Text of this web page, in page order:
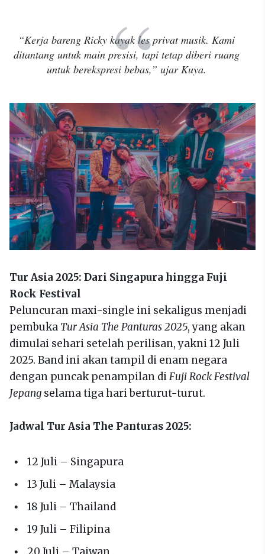
“Kerja bareng Ricky kayak les privat musik. Kami
ditantang untuk main presisi, tapi tetap diberi ruang
untuk berekspresi bebas,” ujar Kuya.
Tur Asia 2025: Dari Singapura hingga Fuji
Rock Festival
Peluncuran maxi-single ini sekaligus menjadi
pembuka Tur Asia The Panturas 2025, yang akan
dimulai sehari setelah perilisan, yakni 12 Juli
2025. Band ini akan tampil di enam negara
dengan puncak penampilan diFuji Rock Festival
Jepang selama tiga hari berturut-turut.
Jadwal Tur Asia The Panturas 2025:
12 Juli – Singapura
13 Juli – Malaysia
18 Juli – Thailand
19 Juli – Filipina
20 Juli – Taiwan